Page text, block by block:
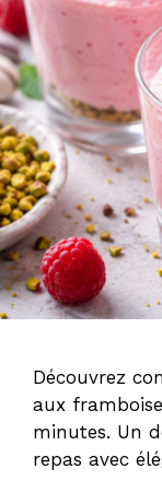
Découvrez
aux
minutes. Un
repas avec